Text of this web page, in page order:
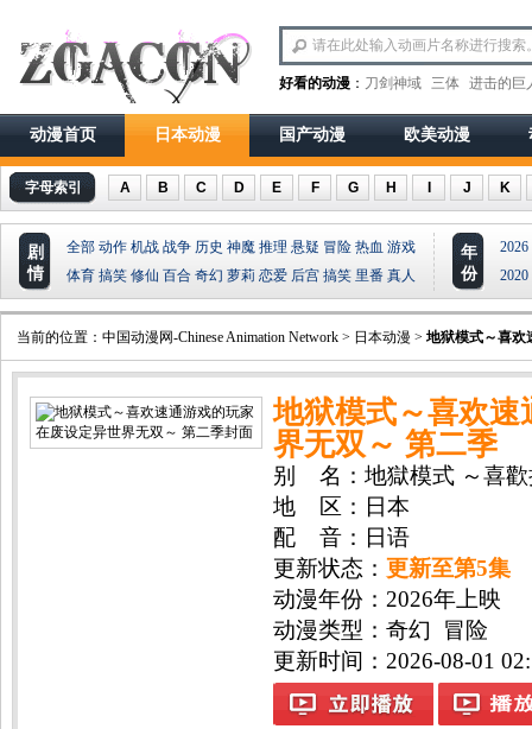
好看的动漫 ： 刀剑神域 三体 进击的巨
动漫首页 日本动漫 国产动漫 欧美动漫
字母索引 A B C D E F G H J K
剧
情
全部 动作 机战 战争 历史 神魔 推理 悬疑 冒险 热血 游戏
体育 搞笑 修仙 百合 奇幻 萝莉 恋爱 后宫 搞笑 里番 真人
年
份
2026
2020
当前的位置： 中国动漫网-Chinese Animation Network > 日本动漫 > 地狱模式～喜欢
地狱模式～喜欢速
界无双～ 第二季
别 名：地獄模式 ～喜歡
成為無雙 , 地狱模式～喜
界成为无双
地 区：日本
配 音：日语
更新状态： 更新至第5集
动漫年份： 2026年上映
动漫类型： 奇幻
冒险
更新时间：2026-08-01